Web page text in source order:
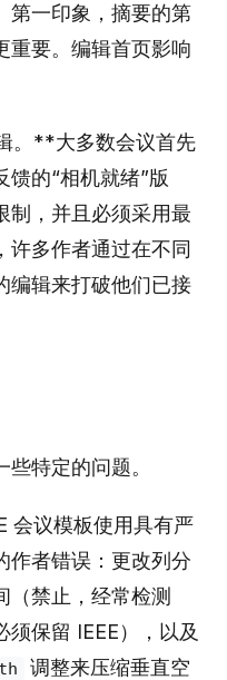
第一印象，摘要的第
重要。编辑首页影响
。**大多数会议首先
的“相机就绪”版
制，并且必须采用最
许多作者通过在不同
编辑来打破他们已接
特定的问题。
会议模板使用具有严
作者错误：更改列分
（禁止，经常检测
保留 IEEE），以及
调整来压缩垂直空